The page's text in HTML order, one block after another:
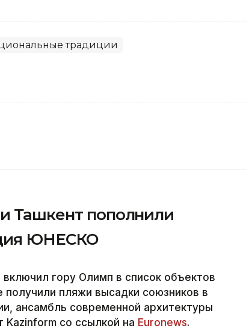
традиции
Ташкент пополнили
ЮНЕСКО
гору Олимп в список объектов
получили пляжи высадки союзников в
ансамбль современной архитектуры
Kazinform со ссылкой на Euronews.